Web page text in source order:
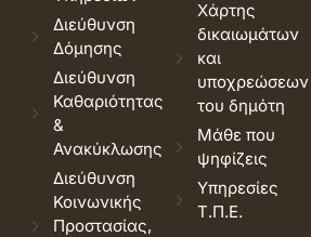
Διεύθυνση
Δόμησης
Διεύθυνση
Καθαριότητας
&
Ανακύκλωσης
Διεύθυνση
Κοινωνικής
Προστασίας,
Χάρτης
δικαιωμάτων
και
υποχρεώσεων
του δημότη
Μάθε που
ψηφίζεις
Υπηρεσίες
Τ.Π.Ε.